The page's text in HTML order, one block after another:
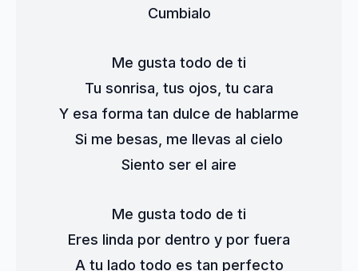
Cumbialo
Me gusta todo de ti
Tu sonrisa, tus ojos, tu cara
Y esa forma tan dulce de hablarme
Si me besas, me llevas al cielo
Siento ser el aire
Me gusta todo de ti
Eres linda por dentro y por fuera
A tu lado todo es tan perfecto